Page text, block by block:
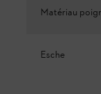
Matériau
Esche